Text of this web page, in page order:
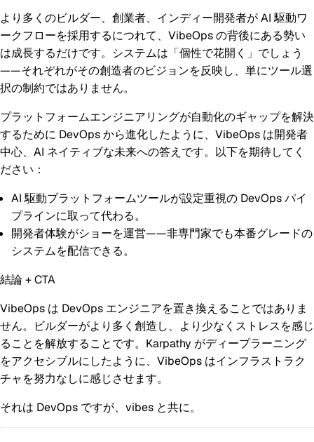
より多くのビルダー、創業者、インディー開発者が AI 駆動ワ
ークフローを採用するにつれて、VibeOps の背後にある勢い
は成長するだけです。システムは「個性で花開く」でしょう
——それぞれがその創造者のビジョンを反映し、単にツール選
択の制約ではありません。
プラットフォームエンジニアリングが自動化のギャップを解決
するために DevOps から進化したように、VibeOps は開発者
中心、AI ネイティブな未来への答えです。以下を期待してく
ださい：
AI 駆動プラットフォームツールが設定重視の DevOps パイ
プラインに取って代わる。
開発者体験がショーを運営——非専門家でも本番グレードの
システムを配信できる。
結論 + CTA
VibeOps は DevOps エンジニアを置き換えることではありま
せん。ビルダーがより多く創造し、より少なくストレスを感じ
ることを解放することです。Karpathy がディープラーニング
をアクセシブルにしたように、VibeOps はインフラストラク
チャを努力なしに感じさせます。
それは DevOps ですが、vibes と共に。